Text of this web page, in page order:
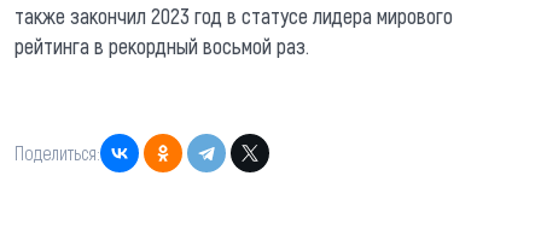
также закончил 2023 год в статусе лидера мирового
рейтинга в рекордный восьмой раз.
Поделиться: